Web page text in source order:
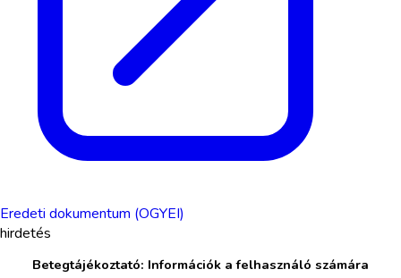
Eredeti dokumentum (OGYEI)
hirdetés
Betegtájékoztató: Információk a felhasználó számára